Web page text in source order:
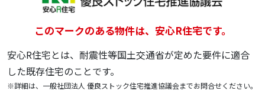
このマークのある物件は、安心R住宅です。
安心R住宅とは、耐震性等国土交通省が定めた要件に適合
した既存住宅のことです。
※詳細は、一般社団法人 優良ストック住宅推進協議会までお問合せください。